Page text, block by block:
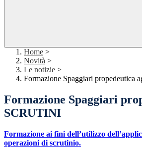
Home >
Novità >
Le notizie >
Formazione Spaggiari propedeutica
Formazione Spaggiari
SCRUTINI
Formazione ai fini dell’utilizzo
operazioni di scrutinio.